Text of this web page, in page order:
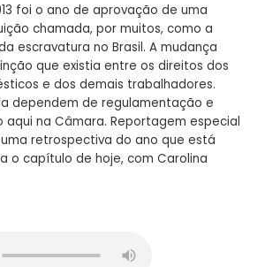
foi o ano de aprovação de uma
chamada, por muitos, como a
escravatura no Brasil. A mudança
que existia entre os direitos dos
e dos demais trabalhadores.
dependem de regulamentação e
na Câmara. Reportagem especial
retrospectiva do ano que está
o capítulo de hoje, com Carolina